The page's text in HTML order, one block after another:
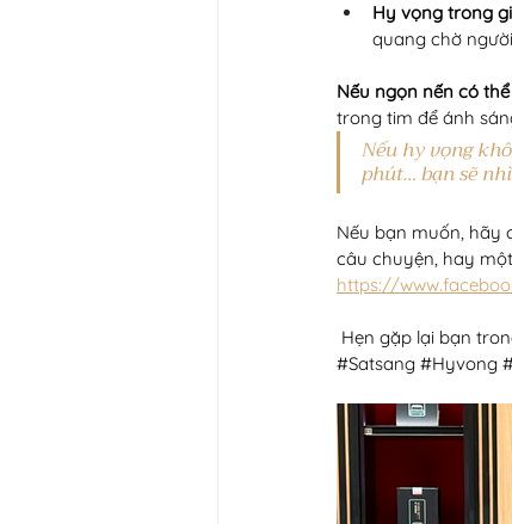
Hy vọng trong
quang chờ
Nếu ngọn nến có
trong tim để ánh
Nếu hy vọng
phút… bạn sẽ
Nếu bạn muốn, hãy
câu chuyện, hay
https://
Hẹn gặp lại bạn
#Satsang #Hyvong